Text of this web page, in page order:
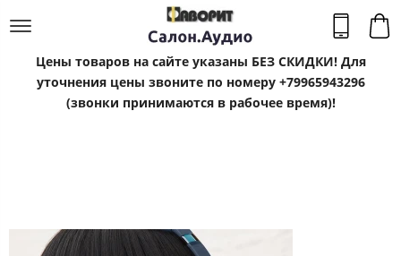
Цены товаров на сайте указаны БЕЗ СКИДКИ! Для
уточнения цены звоните по номеру +79965943296
(звонки принимаются в рабочее время)!